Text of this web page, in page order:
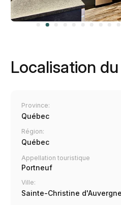
Localisation
Province:
Québec
Région:
Québec
Appellation touristique
Portneuf
Ville:
Sainte-Christine d'Auvergne